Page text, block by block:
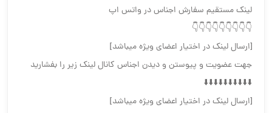
لینک مستقیم سفارش اجناس در واتس اپ
👇👇👇👇👇👇👇👇👇
[ارسال لینک در اختیار اعضای ویژه میباشد]
جهت عضویت و پیوستن و دیدن اجناس کانال لینک زیر را بفشارید
⬇️⬇️⬇️⬇️⬇️⬇️⬇️⬇️⬇️⬇️
[ارسال لینک در اختیار اعضای ویژه میباشد]